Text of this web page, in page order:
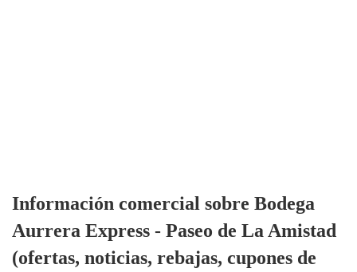
Información comercial sobre Bodega
Aurrera Express - Paseo de La Amistad
(ofertas, noticias, rebajas, cupones de